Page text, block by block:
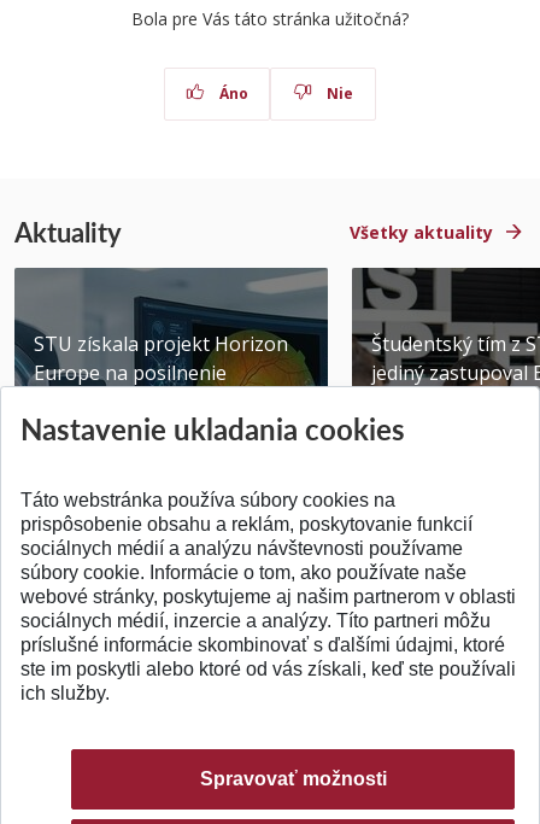
Bola pre Vás táto stránka užitočná?
Áno Nie
Aktuality Všetky aktuality
STU získala projekt Horizon
Europe na posilnenie
Publikované 31.07.2026
Študentský tím z
jediný zastupoval
Publikované
SPÄŤ NA VRCH
Nastavenie ukladania cookies
Táto webstránka používa súbory cookies na
prispôsobenie obsahu a reklám, poskytovanie funkcií
sociálnych médií a analýzu návštevnosti používame
súbory cookie. Informácie o tom, ako používate naše
webové stránky, poskytujeme aj našim partnerom v oblasti
sociálnych médií, inzercie a analýzy. Títo partneri môžu
príslušné informácie skombinovať s ďalšími údajmi, ktoré
ste im poskytli alebo ktoré od vás získali, keď ste používali
ich služby.
Spravovať možnosti